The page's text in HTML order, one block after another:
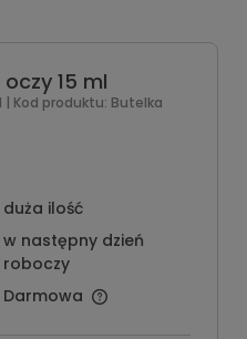
15 ml
| Kod produktu: Butelka
duża ilość
w następny dzień
roboczy
Darmowa